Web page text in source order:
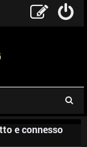
e connesso